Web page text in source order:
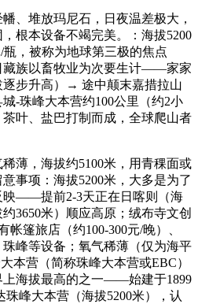
堆放玛尼石，日夜温差极大，
根本设备不竭完美。：海拔5200
，被称为地球第三极的焦点
藏族以畜牧业为次要生计——家家
逐步升高）→ 途中颠末嘉措拉山
-珠峰大本营约100公里（约2小
叶、盐巴打制而成，全球爬山者
，海拔约5100米，用青稞面或
事项：海拔5200米，大多是为了
映——提前2-3天正在日喀则（海
3650米）顺应高原；绒布寺文创
帐篷旅店（约100-300元/晚）、
峰等设备；氧气稀薄（仅为海平
本营（简称珠峰大本营或EBC）
上海拔最高的之一——始建于1899
峰大本营（海拔5200米），认